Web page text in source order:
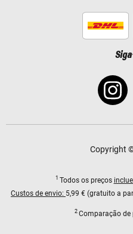
Copyright
1 Todos os preços
Custos de envio: 5,99 € (gratuito a
2 Comparação de